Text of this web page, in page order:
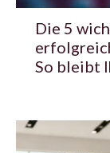
Die 5
So bleibt